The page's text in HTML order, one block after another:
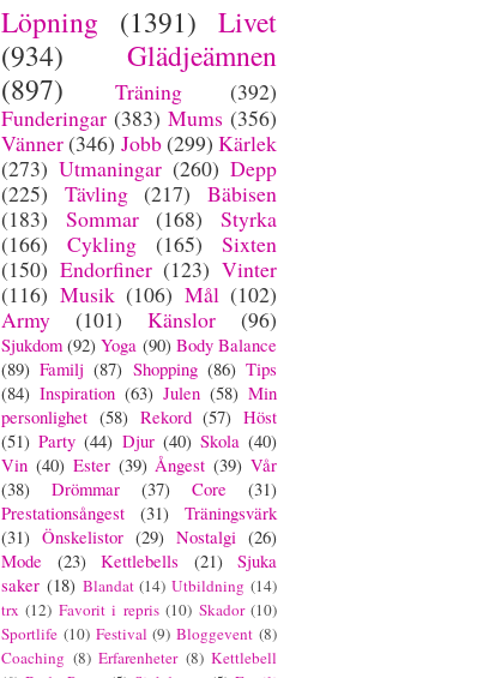
Löpning (1391) Livet
(934)
Glädjeämnen
(897)
Träning
(392)
Funderingar (383) Mums (356)
Vänner(346) Jobb(299) Kärlek
(273) Utmaningar (260) Depp
(225)
Tävling (217)
Bäbisen
(183)
Sommar (168)
Styrka
(166)
Cykling (165)
Sixten
(150) Endorfiner (123) Vinter
(116) Musik (106) Mål (102)
Army
(101) Känslor (96)
Sjukdom (92) Yoga (90) Body Balance
(89) Familj (87) Shopping (86) Tips
(84) Inspiration (63) Julen (58) Min
personlighet (58) Rekord (57) Höst
(51) Party (44) Djur (40) Skola (40)
Vin (40) Ester (39) Ångest (39) Vår
(38)
Drömmar (37) Core
(31)
Prestationsångest
(31)
Träningsvärk
(31) Önskelistor (29) Nostalgi (26)
Mode
(23) Kettlebells (21)
Sjuka
saker (18) Blandat (14) Utbildning (14)
trx (12) Favorit i repris (10) Skador (10)
Sportlife (10) Festival (9) Bloggevent (8)
Coaching (8) Erfarenheter (8) Kettlebell